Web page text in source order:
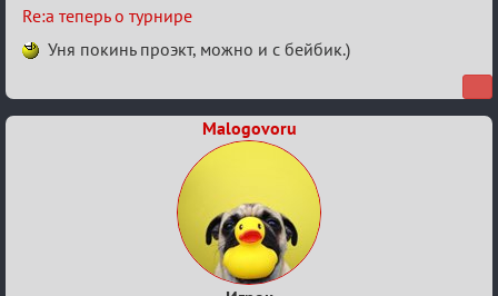
Re:
а
о
Re:а теперь о турнире
Уня покинь проэкт, можно и с бейбик.)
Malogovoru